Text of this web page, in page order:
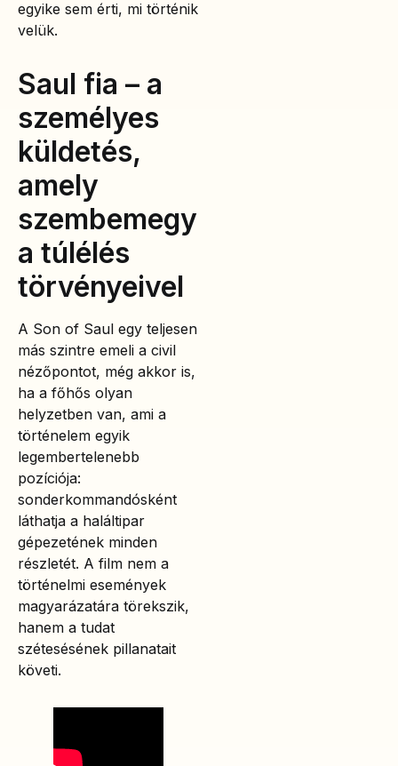
egyike sem érti, mi történik
velük.
Saul fia – a
személyes
küldetés,
amely
szembemegy
a túlélés
törvényeivel
A Son of Saul egy teljesen
más szintre emeli a civil
nézőpontot, még akkor is,
ha a főhős olyan
helyzetben van, ami a
történelem egyik
legembertelenebb
pozíciója:
sonderkommandósként
láthatja a haláltipar
gépezetének minden
részletét. A film nem a
történelmi események
magyarázatára törekszik,
hanem a tudat
szétesésének pillanatait
követi.